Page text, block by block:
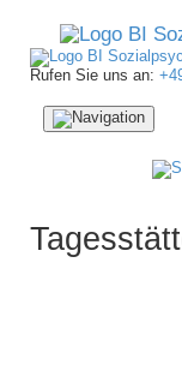
Rufen Sie uns an:
Navigation
ein-/ausblenden